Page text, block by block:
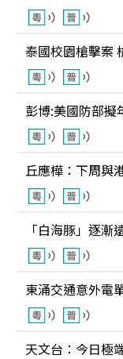
泰國校園槍擊案
彭博:美國防部擬
丘應樺：下周與
「白海豚」逐
東涌交通意外電
天文台：今日極